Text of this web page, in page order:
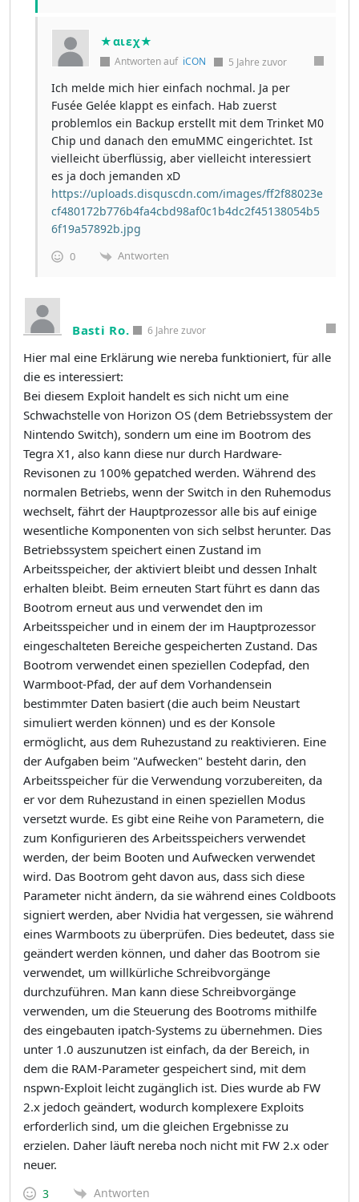
★αιεχ★
Antworten auf iCON 5 Jahre zuvor
Ich melde mich hier einfach nochmal. Ja per
Fusée Gelée klappt es einfach. Hab zuerst
problemlos ein Backup erstellt mit dem Trinket M0
Chip und danach den emuMMC eingerichtet. Ist
vielleicht überflüssig, aber vielleicht interessiert
es ja doch jemanden xD
https://uploads.disquscdn.com/images/ff2f88023e
cf480172b776b4fa4cbd98af0c1b4dc2f45138054b5
6f19a57892b.jpg
0 Antworten
Basti Ro. 6 Jahre zuvor
Hier mal eine Erklärung wie nereba funktioniert, für alle
die es interessiert:
Bei diesem Exploit handelt es sich nicht um eine
Schwachstelle von Horizon OS (dem Betriebssystem der
Nintendo Switch), sondern um eine im Bootrom des
Tegra X1, also kann diese nur durch Hardware-
Revisonen zu 100% gepatched werden. Während des
normalen Betriebs, wenn der Switch in den Ruhemodus
wechselt, fährt der Hauptprozessor alle bis auf einige
wesentliche Komponenten von sich selbst herunter. Das
Betriebssystem speichert einen Zustand im
Arbeitsspeicher, der aktiviert bleibt und dessen Inhalt
erhalten bleibt. Beim erneuten Start führt es dann das
Bootrom erneut aus und verwendet den im
Arbeitsspeicher und in einem der im Hauptprozessor
eingeschalteten Bereiche gespeicherten Zustand. Das
Bootrom verwendet einen speziellen Codepfad, den
Warmboot-Pfad, der auf dem Vorhandensein
bestimmter Daten basiert (die auch beim Neustart
simuliert werden können) und es der Konsole
ermöglicht, aus dem Ruhezustand zu reaktivieren. Eine
der Aufgaben beim "Aufwecken" besteht darin, den
Arbeitsspeicher für die Verwendung vorzubereiten, da
er vor dem Ruhezustand in einen speziellen Modus
versetzt wurde. Es gibt eine Reihe von Parametern, die
zum Konfigurieren des Arbeitsspeichers verwendet
werden, der beim Booten und Aufwecken verwendet
wird. Das Bootrom geht davon aus, dass sich diese
Parameter nicht ändern, da sie während eines Coldboots
signiert werden, aber Nvidia hat vergessen, sie während
eines Warmboots zu überprüfen. Dies bedeutet, dass sie
geändert werden können, und daher das Bootrom sie
verwendet, um willkürliche Schreibvorgänge
durchzuführen. Man kann diese Schreibvorgänge
verwenden, um die Steuerung des Bootroms mithilfe
des eingebauten ipatch-Systems zu übernehmen. Dies
unter 1.0 auszunutzen ist einfach, da der Bereich, in
dem die RAM-Parameter gespeichert sind, mit dem
nspwn-Exploit leicht zugänglich ist. Dies wurde ab FW
2.x jedoch geändert, wodurch komplexere Exploits
erforderlich sind, um die gleichen Ergebnisse zu
erzielen. Daher läuft nereba noch nicht mit FW 2.x oder
neuer.
3 Antworten